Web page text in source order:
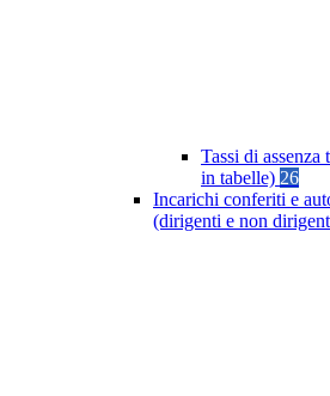
Tassi di
in tabelle) 26
Incarichi conferiti e
(dirigenti e non